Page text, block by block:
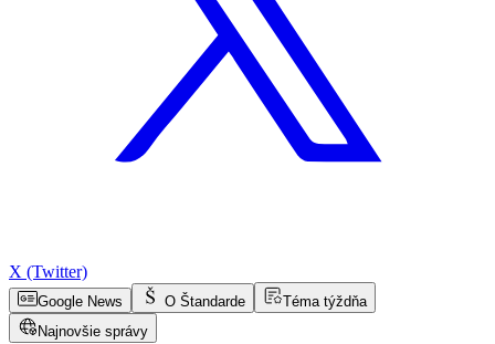
X (Twitter)
Google News O Štandarde
Téma týždňa
Najnovšie správy